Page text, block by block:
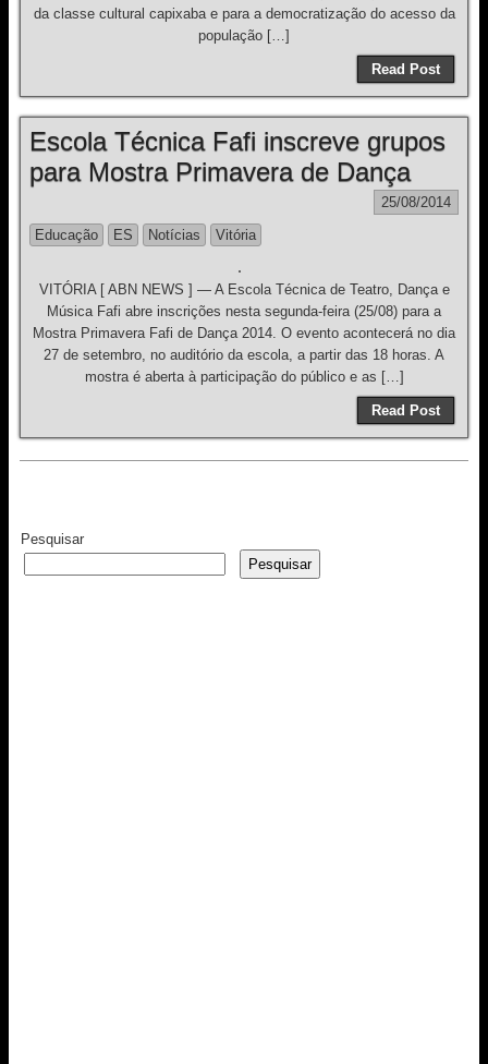
da classe cultural capixaba e para a democratização do acesso da
população […]
Read Post
Escola Técnica Fafi inscreve grupos
para Mostra Primavera de Dança
25/08/2014
Educação
ES Notícias Vitória
VITÓRIA [ ABN NEWS ] — A Escola Técnica de Teatro, Dança e
Música Fafi abre inscrições nesta segunda-feira (25/08) para a
Mostra Primavera Fafi de Dança 2014. O evento acontecerá no dia
27 de setembro, no auditório da escola, a partir das 18 horas. A
mostra é aberta à participação do público e as […]
Read Post
Pesquisar
Pesquisar